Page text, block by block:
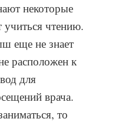
некоторые
чтению.
еще не знает
расположен к
для
врача.
то